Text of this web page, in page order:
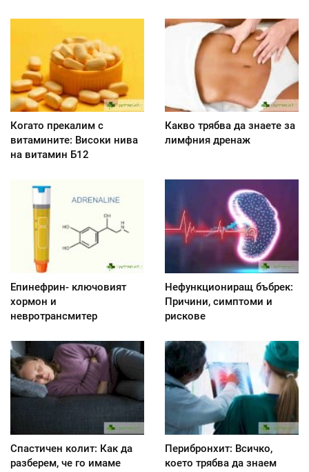
Когато прекалим с
витамините: Високи нива
на витамин Б12
Какво трябва да знаете за
лимфния дренаж
Епинефрин- ключовият
хормон и
невротрансмитер
Нефункциониращ бъбрек:
Причини, симптоми и
рискове
Спастичен колит: Как да
разберем, че го имаме
Перибронхит: Всичко,
което трябва да знаем